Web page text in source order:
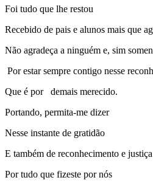
Foi tudo que lhe restou
Recebido de pais e alunos mais que
Não agradeça a ninguém e, sim
Por estar sempre contigo nesse
Que é por demais merecido.
Portando, permita-me dizer
Nesse instante de gratidão
E também de reconhecimento e justiça
Por tudo que fizeste por nós